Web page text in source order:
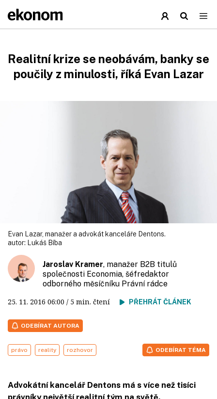
Realitní krize se neobávám, banky se
poučily z minulosti, říká Evan Lazar
Evan Lazar, manažer a advokát kanceláře Dentons.
autor:
Lukáš Bíba
Jaroslav Kramer, manažer B2B titulů
společnosti Economia, šéfredaktor
odborného měsíčníku Právní rádce
25. 11. 2016 06:00 / 5 min. čtení PŘEHRÁT ČLÁNEK
ODEBÍRAT AUTORA
právo reality rozhovor ODEBÍRAT TÉMA
Advokátní kancelář Dentons má s více než tisíci